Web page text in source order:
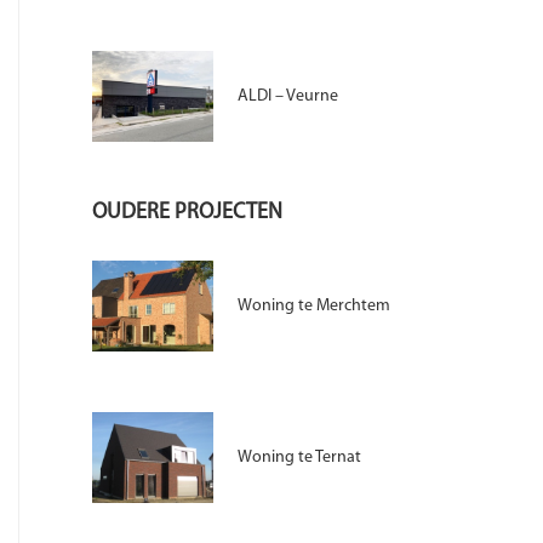
ALDI – Veurne
OUDERE PROJECTEN
Woning te Merchtem
Woning te Ternat